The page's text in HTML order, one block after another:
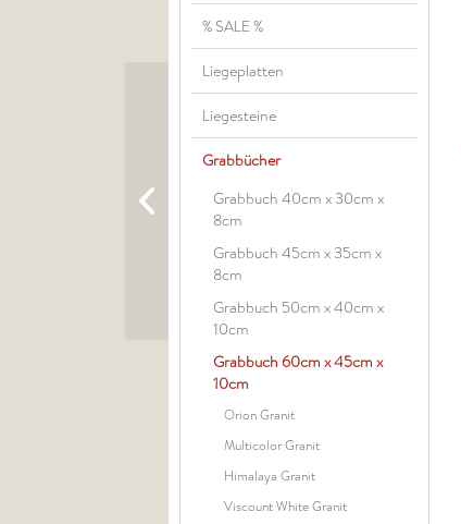
% SALE %
Liegeplatten
Liegesteine
Grabbücher
Grabbuch 40cm x 30cm x
8cm
Grabbuch 45cm x 35cm x
8cm
Grabbuch 50cm x 40cm x
10cm
Grabbuch 60cm x 45cm x
10cm
Orion Granit
Multicolor Granit
Himalaya Granit
Viscount White Granit